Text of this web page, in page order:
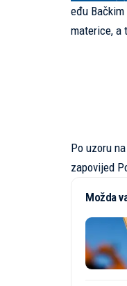
eđu
materice, a
Po uzoru
zapovijed
Možda